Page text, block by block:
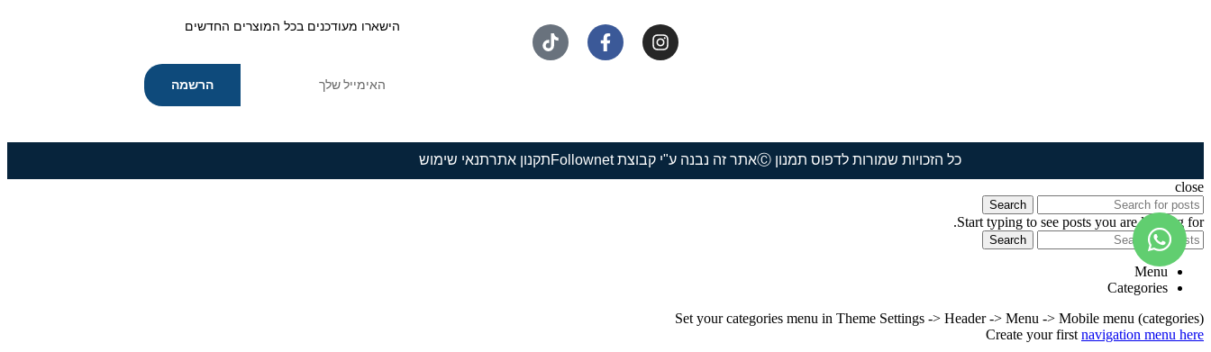
הישארו מעודכנים בכל המוצרים החדשים
הרשמה
כל הזכויות שמורות לדפוס תמנון Ⓒ אתר זה נבנה ע"י קבוצת Follownet תקנון אתרתנאי שימוש
close
Search
Start typing to see posts you are looking for.
Search
Menu
Categories
Set your categories menu in Theme Settings -> Header -> Menu -> Mobile menu (categories)
Create your first navigation menu here